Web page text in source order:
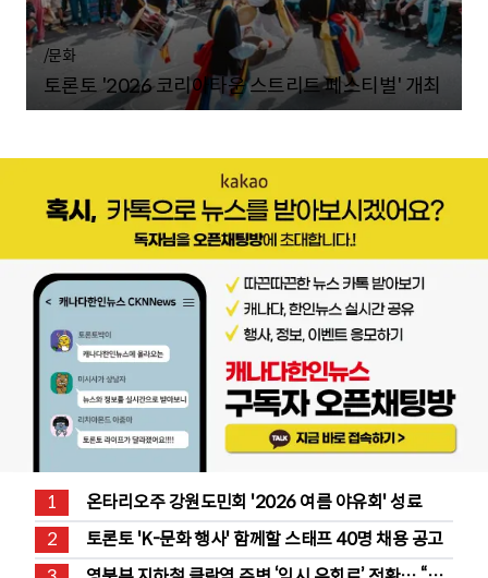
/문화
토론토 '2026 코리아타운 스트리트 페스티벌' 개최
1
온타리오주 강원도민회 '2026 여름 야유회' 성료
2
토론토 'K-문화 행사' 함께할 스태프 40명 채용 공고